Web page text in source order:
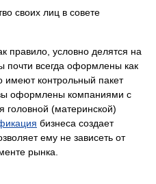
своих лиц в совете
правило, условно делятся на
почти всегда оформлены как
имеют контрольный пакет
оформлены компаниями с
головной (материнской)
бизнеса создает
ему не зависеть от
рынка.